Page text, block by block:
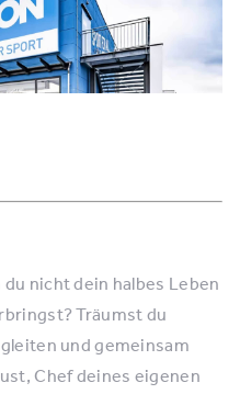
nicht dein halbes Leben
Träumst du
und gemeinsam
Chef deines eigenen